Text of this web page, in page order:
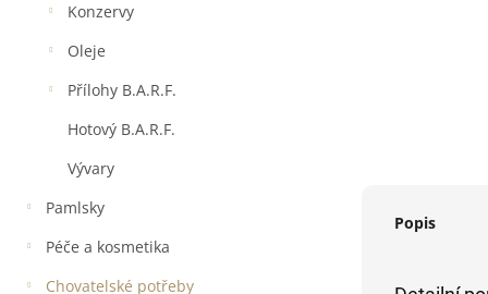
Konzervy
Oleje
Přílohy B.A.R.F.
Hotový B.A.R.F.
Vývary
Pamlsky
Péče a kosmetika
Chovatelské potřeby
Popis